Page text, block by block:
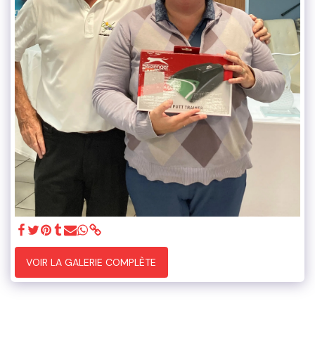
VOIR LA GALERIE COMPLÈTE